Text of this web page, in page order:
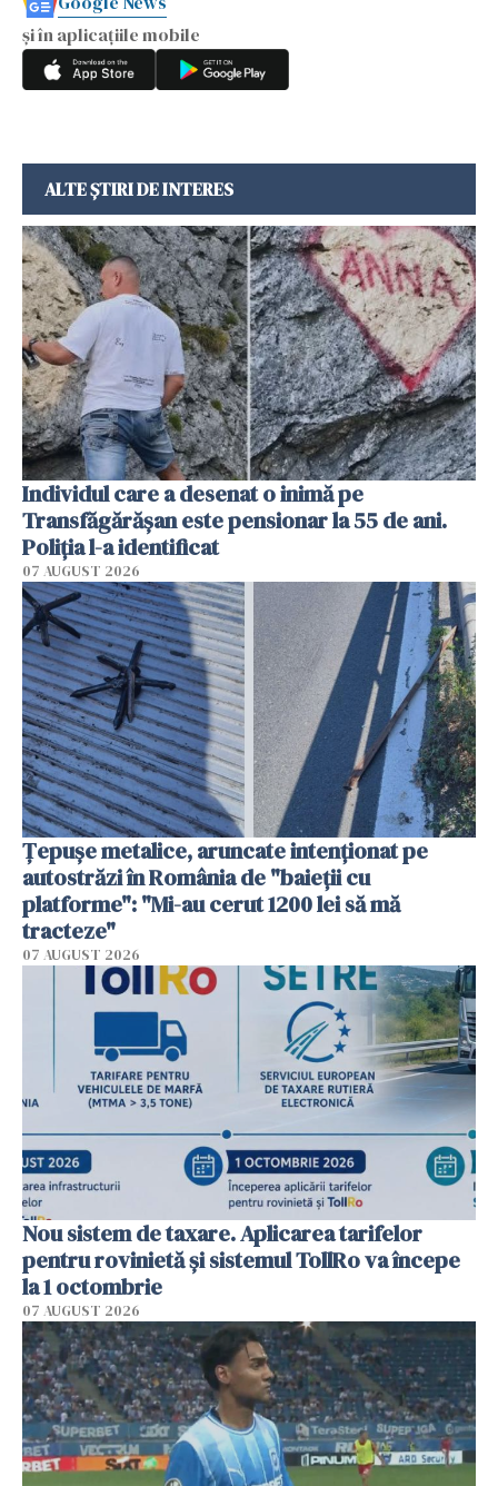
și în aplicațiile mobile
ALTE ȘTIRI DE INTERES
Individul care a desenat o inimă pe
Transfăgărășan este pensionar la 55 de ani.
Poliția l-a identificat
07 AUGUST 2026
Țepușe metalice, aruncate intenționat pe
autostrăzi în România de "baieții cu
platforme": "Mi-au cerut 1200 lei să mă
tracteze"
07 AUGUST 2026
Nou sistem de taxare. Aplicarea tarifelor
pentru rovinietă şi sistemul TollRo va începe
la 1 octombrie
07 AUGUST 2026